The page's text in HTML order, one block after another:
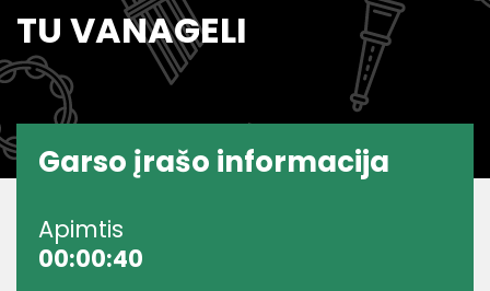
TU VANAGELI
Garso įrašo informacija
Apimtis
00:00:40